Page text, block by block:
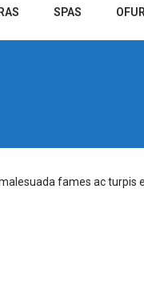
SPAS
fames ac turpis